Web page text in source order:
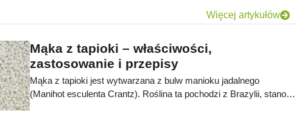
Więcej artykułów
Mąka z tapioki – właściwości,
zastosowanie i przepisy
Mąka z tapioki jest wytwarzana z bulw manioku jadalnego
(Manihot esculenta Crantz). Roślina ta pochodzi z Brazylii, stanowi